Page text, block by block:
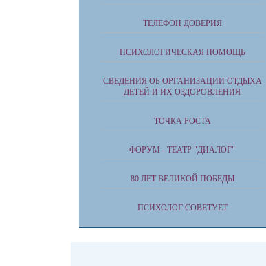
ТЕЛЕФОН ДОВЕРИЯ
ПСИХОЛОГИЧЕСКАЯ ПОМОЩЬ
СВЕДЕНИЯ ОБ ОРГАНИЗАЦИИ ОТДЫХА
ДЕТЕЙ И ИХ ОЗДОРОВЛЕНИЯ
ТОЧКА РОСТА
ФОРУМ - ТЕАТР "ДИАЛОГ"
80 ЛЕТ ВЕЛИКОЙ ПОБЕДЫ
ПСИХОЛОГ СОВЕТУЕТ